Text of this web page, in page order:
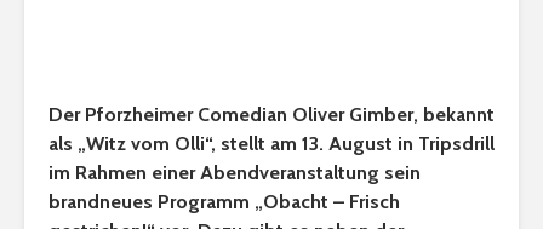
Der Pforzheimer Comedian Oliver Gimber, bekannt
als „Witz vom Olli“, stellt am 13. August in Tripsdrill
im Rahmen einer Abendveranstaltung sein
brandneues Programm „Obacht – Frisch